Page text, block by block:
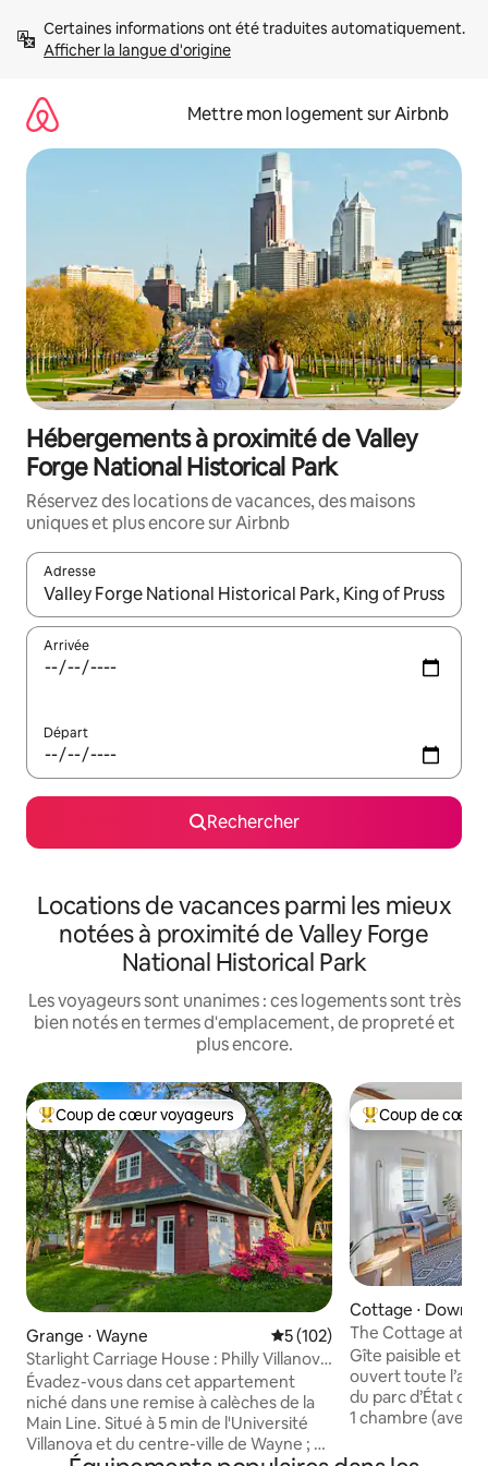
directement
Afficher la langue d'origine
Mettre mon logement sur Airbnb
Hébergements à proximité de Valley
Forge National Historical Park
Réservez des locations de vacances, des maisons
uniques et plus encore sur Airbnb
Adresse
Lorsque les résultats s'affichent, utilisez les flèches vers le
Arrivée
Départ
Rechercher
Locations de vacances parmi les mieux
notées à proximité de Valley Forge
National Historical Park
Les voyageurs sont unanimes : ces logements sont très
bien notés en termes d'emplacement, de propreté et
plus encore.
Coups de cœur voyageurs les plus appréciés
Coup de cœur voyageurs
Grange ⋅ Wayne Évaluation moyenne sur la
5 (102)
Starlight Carriage House : Philly Villanova
Wayne
Évadez-vous dans cet appartement
niché dans une remise à calèches de la
Main Line. Situé à 5 min de l'Université
Villanova et du centre-ville de Wayne ; à
Coups de cœur
Coup de cœur
Cottage ⋅
The Cottage at
jacuzzi !)
Gîte paisible et
ouvert toute
du parc d’État de
1 chambre (avec
pédestre, de la